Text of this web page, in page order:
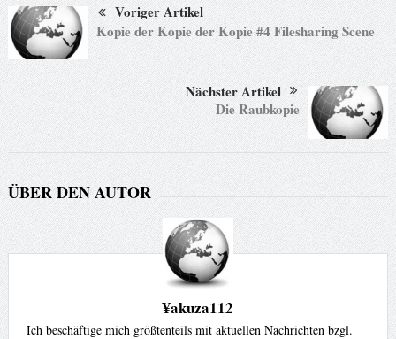
Voriger Artikel
Kopie der Kopie der Kopie #4 Filesharing Scene
Nächster Artikel
Die Raubkopie
ÜBER DEN AUTOR
¥akuza112
Ich beschäftige mich größtenteils mit aktuellen Nachrichten bzgl.